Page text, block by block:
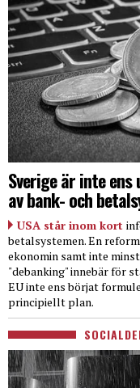
Sverige är inte
av bank- och
USA står inom kort
betalsystemen. En
ekonomin samt inte
"debanking" innebär för
EU inte ens börjat
principiellt plan.